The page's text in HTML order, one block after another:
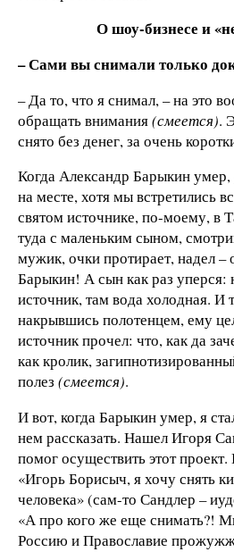
О шоу-бизнесе и
– Сами вы снимали только
– Да то, что я снимал, – на это
обращать внимания(смеется).
снято без денег, за очень
Когда Александр Барыкин
на месте, хотя мы встретились
святом источнике, по-моему, в
туда с маленьким сыном,
мужик, очки протирает, надел –
Барыкин! А сын как раз уперся:
источник, там вода холодная. И
накрывшись полотенцем, ему
источник прочел: что, как да
как кролик,
полез (смеется).
И вот, когда Барыкин умер, я
нем рассказать. Нашел Игоря
помог осуществить этот
«Игорь Борисыч, я хочу снять
человека» (сам-то Сандлер –
«А про кого же еще снимать?!
Россию и Православие